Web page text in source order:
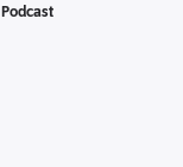
Podcast